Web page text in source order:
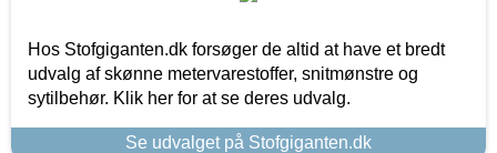
Hos Stofgiganten.dk forsøger de altid at have et bredt
udvalg af skønne metervarestoffer, snitmønstre og
sytilbehør. Klik her for at se deres udvalg.
Se udvalget på Stofgiganten.dk